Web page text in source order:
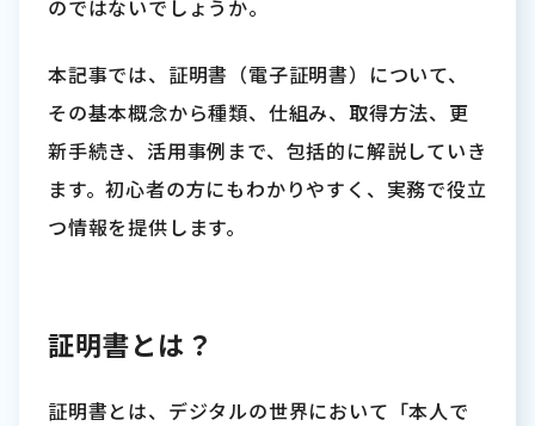
のではないでしょうか。
本記事では、証明書（電子証明書）について、
その基本概念から種類、仕組み、取得方法、更
新手続き、活用事例まで、包括的に解説していき
ます。初心者の方にもわかりやすく、実務で役立
つ情報を提供します。
証明書とは？
証明書とは、デジタルの世界において「本人で